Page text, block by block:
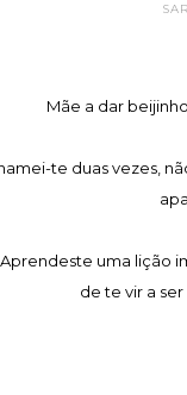
Mãe a dar
te duas vezes,
uma
de te vir a ser